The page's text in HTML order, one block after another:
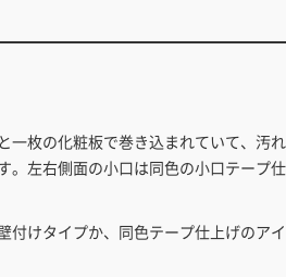
一枚の化粧板で巻き込まれていて、汚れ
。左右側面の小口は同色の小口テープ仕
付けタイプか、同色テープ仕上げのアイ